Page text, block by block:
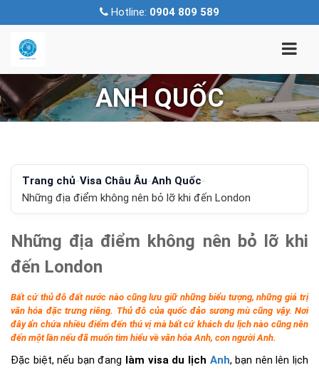
Hotline: 0904 809 589
ANH QUỐC
Trang chủ-Visa Châu Âu-Anh Quốc-
Những địa điểm không nên bỏ lỡ khi đến London
Những địa điểm không nên bỏ lỡ khi
đến London
Bất cứ thủ đô đất nước nào cũng lưu giữ những biểu tượng, những giá trị
văn hóa đặc trưng riêng. Thủ đô của quốc đảo sương mù cũng vậy. Nơi
đây ẩn chứa nhiều điểm đến thú vị mà bất cứ khách du lịch nào cũng nên
đến một lần nếu đã muốn tìm hiểu về văn hóa Anh, con người Anh.
Đặc biệt, nếu bạn đang làm visa du lịch Anh, bạn nên lên lịch